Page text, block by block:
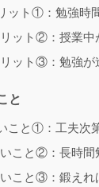
ット①：勉強時
ット②：授業中
ット③：勉強が
と
こと①：工夫次
こと②：長時間
こと③：鍛えれ